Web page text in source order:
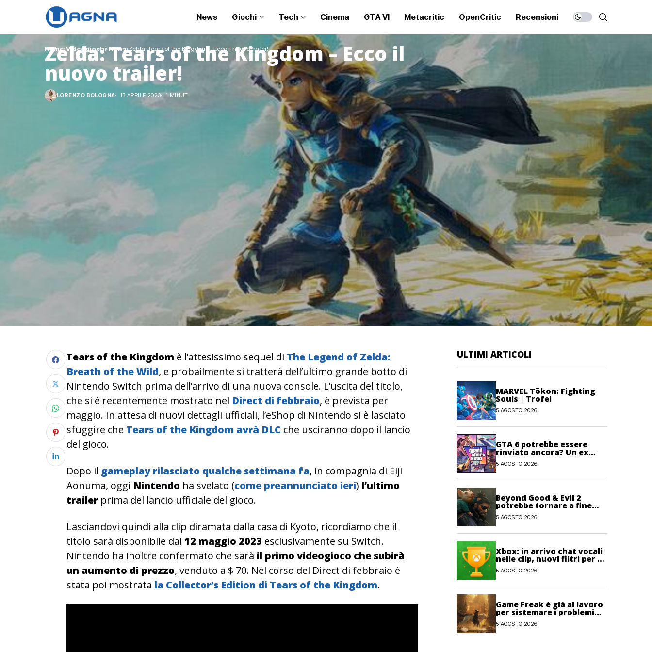
News Giochi Tech Cinema GTA VI Metacritic OpenCritic Recensioni
Home Videogiochi News Zelda: Tears of the Kingdom – Ecco il nuovo trailer!
Zelda: Tears of the Kingdom – Ecco il
nuovo trailer!
LORENZO BOLOGNA 13 APRILE 2023 1 MINUTI
Tears of the Kingdom è l’attesissimo sequel di The Legend of Zelda:
Breath of the Wild, e probailmente si tratterà dell’ultimo grande botto di
Nintendo Switch prima dell’arrivo di una nuova console. L’uscita del titolo,
che si è recentemente mostrato nel Direct di febbraio, è prevista per
maggio. In attesa di nuovi dettagli ufficiali, l’eShop di Nintendo si è lasciato
sfuggire che Tears of the Kingdom avrà DLC che usciranno dopo il lancio
del gioco.
Dopo il gameplay rilasciato qualche settimana fa, in compagnia di Eiji
Aonuma, oggi Nintendo ha svelato (come preannunciato ieri) l’ultimo
trailer prima del lancio ufficiale del gioco.
Lasciandovi quindi alla clip diramata dalla casa di Kyoto, ricordiamo che il
titolo sarà disponibile dal 12 maggio 2023 esclusivamente su Switch.
Nintendo ha inoltre confermato che sarà il primo videogioco che subirà
un aumento di prezzo, venduto a $ 70. Nel corso del Direct di febbraio è
stata poi mostrata la Collector’s Edition di Tears of the Kingdom.
ULTIMI ARTICOLI
MARVEL Tōkon: Fighting
Souls | Trofei
5 AGOSTO 2026
GTA 6 potrebbe essere
rinviato ancora? Un ex
sviluppatore di Rockstar
non lo esclude
5 AGOSTO 2026
Beyond Good & Evil 2
potrebbe tornare a fine
anno con un nuovo nome
5 AGOSTO 2026
Xbox: in arrivo chat vocali
nelle clip, nuovi filtri per gli
Obiettivi e salvataggi
cloud recuperabili
5 AGOSTO 2026
Game Freak è già al lavoro
per sistemare i problemi
maggiori di Beast of
Reincarnation
5 AGOSTO 2026